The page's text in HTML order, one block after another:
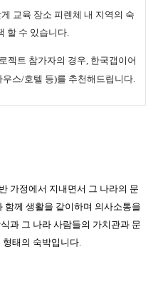
교육 장소 피렌체 내 지역의 숙
할 수 있습니다.
젝트 참가자의 경우, 한국갭이어
우스/호텔 등)를 추천해드립니다.
가정에서 지내면서 그 나라의 문
함께 생활을 같이하며 의사소통을
과 그 나라 사람들의 가치관과 문
태의 숙박입니다.